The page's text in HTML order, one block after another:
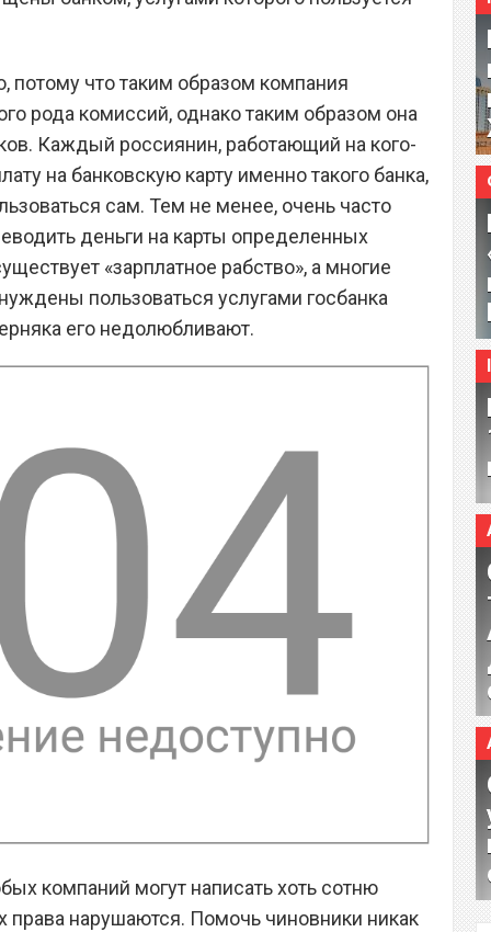
потому что таким образом компания
рода комиссий, однако таким образом она
Каждый россиянин, работающий на кого-
на банковскую карту именно такого банка,
сам. Тем не менее, очень часто
деньги на карты определенных
«зарплатное рабство», а многие
пользоваться услугами госбанка
его недолюбливают.
компаний могут написать хоть сотню
права нарушаются. Помочь чиновники никак